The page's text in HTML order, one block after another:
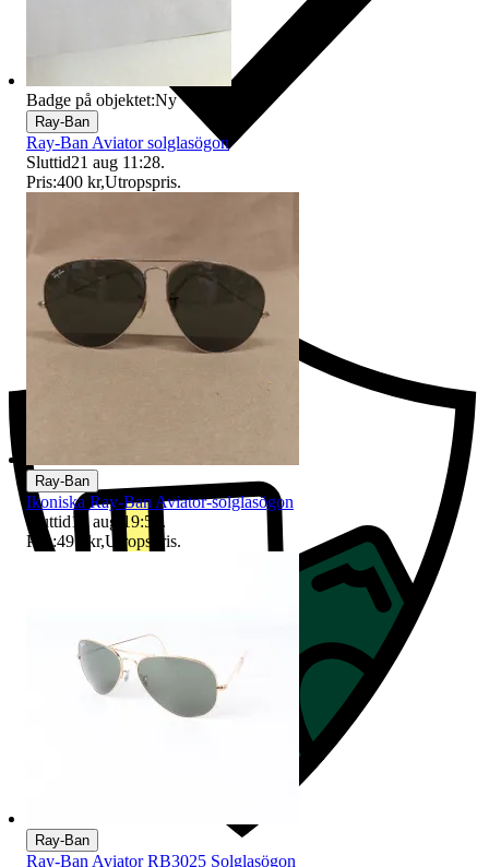
Ersättning om du inte får din vara
Badge på objektet:Ny
Ray-Ban
Ray-Ban Aviator solglasögon
Sluttid21 aug 11:28.
Pris:400 kr,Utropspris.
Ray-Ban
Ikoniska Ray-Ban Aviator-solglasögon
Sluttid13 aug 19:56
.
Pris:495 kr,Utropspris.
Ray-Ban
Ray-Ban Aviator RB3025 Solglasögon